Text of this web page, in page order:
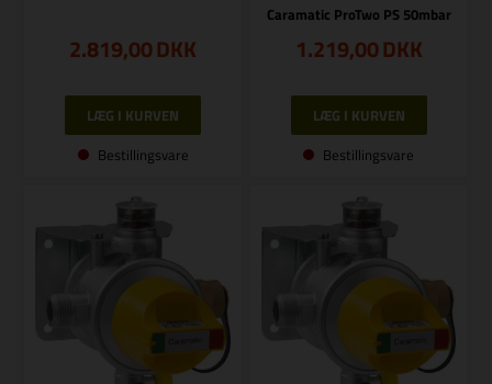
2.819,00DKK
Bestillingsvare
Caramatic ProTwo PS 50mbar
1.219,00DKK
Bestillingsvare